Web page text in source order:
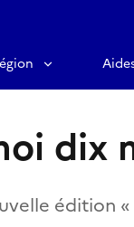
dix
édition